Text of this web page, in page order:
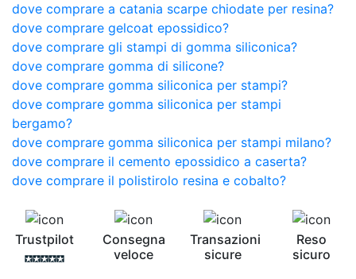
dove comprare a catania scarpe chiodate per resina?
dove comprare gelcoat epossidico?
dove comprare gli stampi di gomma siliconica?
dove comprare gomma di silicone?
dove comprare gomma siliconica per stampi?
dove comprare gomma siliconica per stampi
bergamo?
dove comprare gomma siliconica per stampi milano?
dove comprare il cemento epossidico a caserta?
dove comprare il polistirolo resina e cobalto?
Trustpilot
Consegna
veloce
Transazioni
sicure
Reso
sicuro